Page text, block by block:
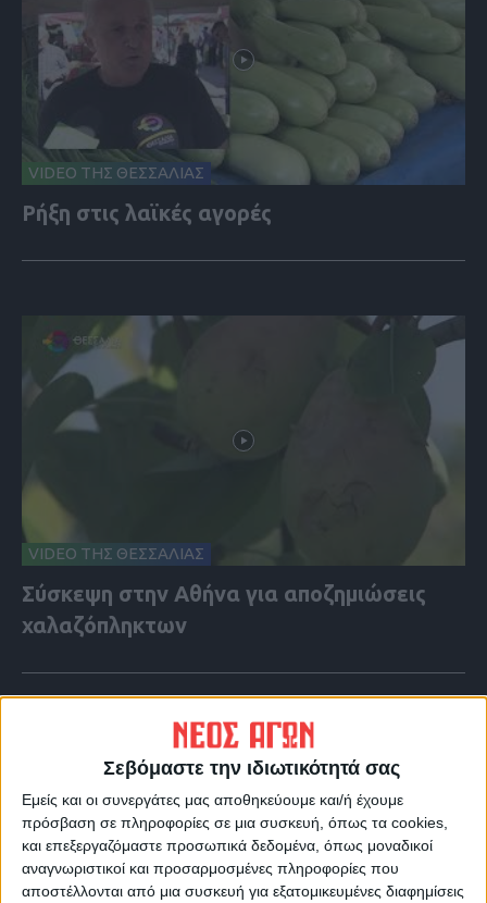
Σεβόμαστε την ιδιωτικότητά σας
Εμείς και οι συνεργάτες μας αποθηκεύουμε και/ή έχουμε
πρόσβαση σε πληροφορίες σε μια συσκευή, όπως τα cookies,
και επεξεργαζόμαστε προσωπικά δεδομένα, όπως μοναδικοί
αναγνωριστικοί και προσαρμοσμένες πληροφορίες που
αποστέλλονται από μια συσκευή για εξατομικευμένες διαφημίσεις
VIDEO ΤΗΣ ΘΕΣΣΑΛΙΑΣ
Ρήξη στις λαϊκές αγορές
VIDEO ΤΗΣ ΘΕΣΣΑΛΙΑΣ
Σύσκεψη στην Αθήνα για αποζημιώσεις
χαλαζόπληκτων